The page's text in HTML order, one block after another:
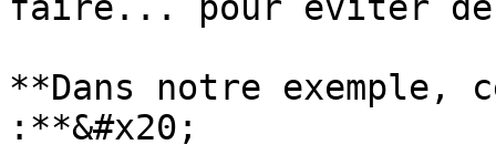
**Dans notre exemple,
:**&#x20;